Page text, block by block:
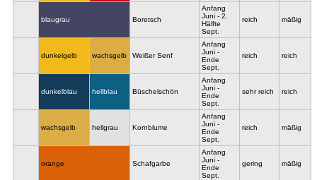
blaugrau Boretsch
Anfang
Juni - 2.
Hälfte
Sept.
reich mäßig
dunkelgelb wachsgelb Weißer Senf
Anfang
Juni -
Ende
Sept.
reich reich
dunkelblau hellblau Büschelschön
Anfang
Juni -
Ende
Sept.
sehr reich reich
wachsgelb hellgrau Kornblume
Anfang
Juni -
Ende
Sept.
reich mäßig
orange Schafgarbe
Anfang
Juni -
Ende
Sept.
gering mäßig